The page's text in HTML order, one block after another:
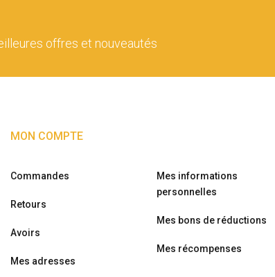
offres et nouveautés
MON COMPTE
Commandes
Retours
Avoirs
Mes adresses
Mes informations
personnelles
Mes bons de réductions
Mes récompenses